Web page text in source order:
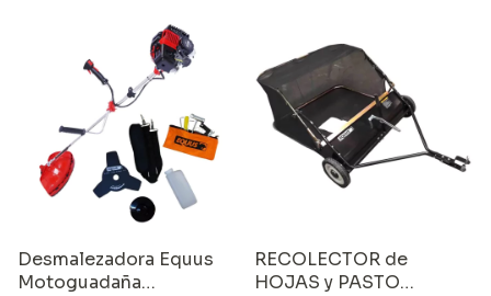
Desmalezadora Equus
Motoguadaña
RECOLECTOR de
HOJAS y PASTO